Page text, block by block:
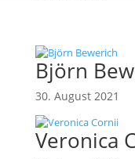
Björn
30. August 2021
Veronica